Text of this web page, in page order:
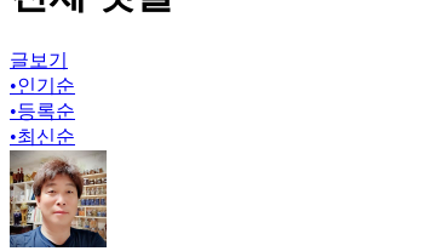
글보기
•인기순
•등록순
•최신순